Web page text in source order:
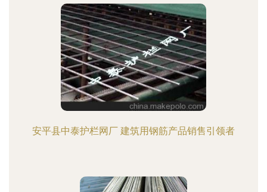
安平县中泰护栏网厂 建筑用钢筋产品销售引领者